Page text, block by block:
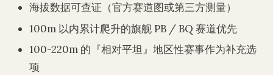
海拔数据可查证（官方赛道图或第三方测量）
100m 以内累计爬升的旗舰 PB / BQ 赛道优先
100-220m 的『相对平坦』地区性赛事作为补充选
项